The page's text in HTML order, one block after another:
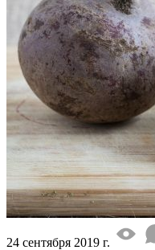
24 сентября 2019 г.